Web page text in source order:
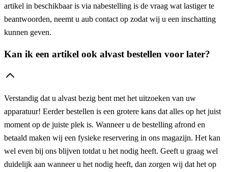
artikel in beschikbaar is via nabestelling is de vraag wat lastiger te
beantwoorden, neemt u aub contact op zodat wij u een inschatting
kunnen geven.
Kan ik een artikel ook alvast bestellen voor later?
Verstandig dat u alvast bezig bent met het uitzoeken van uw
apparatuur! Eerder bestellen is een grotere kans dat alles op het juist
moment op de juiste plek is. Wanneer u de bestelling afrond en
betaald maken wij een fysieke reservering in ons magazijn. Het kan
wel even bij ons blijven totdat u het nodig heeft. Geeft u graag wel
duidelijk aan wanneer u het nodig heeft, dan zorgen wij dat het op